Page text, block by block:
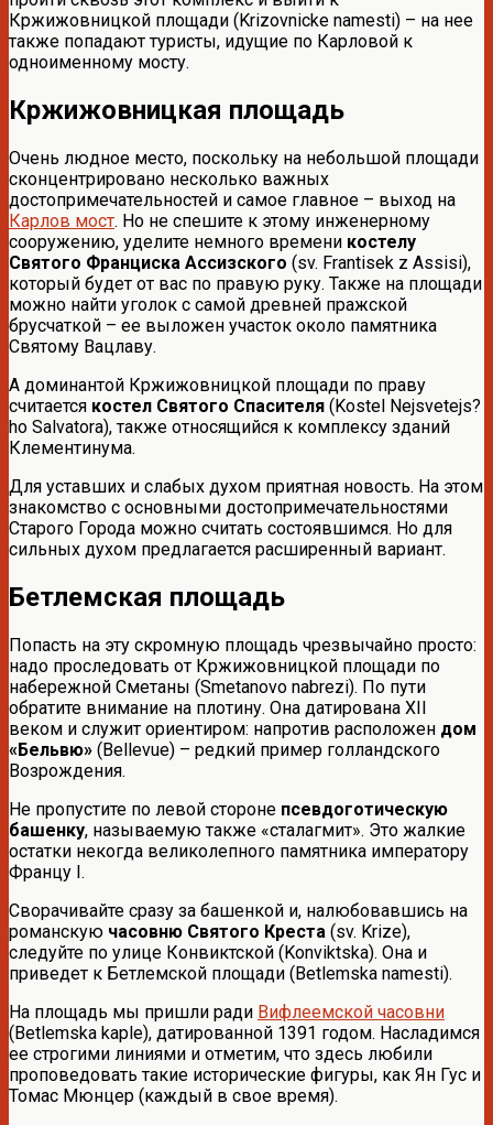
Кржижовницкой площади (Krizovnicke namesti) – на нее
также попадают туристы, идущие по Карловой к
одноименному мосту.
Кржижовницкая площадь
Очень людное место, поскольку на небольшой площади
сконцентрировано несколько важных
достопримечательностей и самое главное – выход на
Карлов мост. Но не спешите к этому инженерному
сооружению, уделите немного времени костелу
Святого Франциска Ассизского (sv. Frantisek z Assisi),
который будет от вас по правую руку. Также на площади
можно найти уголок с самой древней пражской
брусчаткой – ее выложен участок около памятника
Святому Вацлаву.
А доминантой Кржижовницкой площади по праву
считается костел Святого Спасителя (Kostel Nejsvetejs?
ho Salvatora), также относящийся к комплексу зданий
Клементинума.
Для уставших и слабых духом приятная новость. На этом
знакомство с основными достопримечательностями
Старого Города можно считать состоявшимся. Но для
сильных духом предлагается расширенный вариант.
Бетлемская площадь
Попасть на эту скромную площадь чрезвычайно просто:
надо проследовать от Кржижовницкой площади по
набережной Сметаны (Smetanovo nabrezi). По пути
обратите внимание на плотину. Она датирована XII
веком и служит ориентиром: напротив расположен дом
«Бельвю» (Bellevue) – редкий пример голландского
Возрождения.
Не пропустите по левой стороне псевдоготическую
башенку, называемую также «сталагмит». Это жалкие
остатки некогда великолепного памятника императору
Францу I.
Сворачивайте сразу за башенкой и, налюбовавшись на
романскую часовню Святого Креста (sv. Krize),
следуйте по улице Конвиктской (Konviktska). Она и
приведет к Бетлемской площади (Betlemska namesti).
На площадь мы пришли ради Вифлеемской часовни
(Betlemska kaple), датированной 1391 годом. Насладимся
ее строгими линиями и отметим, что здесь любили
проповедовать такие исторические фигуры, как Ян Гус и
Томас Мюнцер (каждый в свое время).